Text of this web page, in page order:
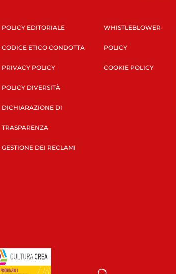
POLICY EDITORIALE
CODICE ETICO CONDOTTA
PRIVACY POLICY
POLICY DIVERSITÀ
DICHIARAZIONE DI
TRASPARENZA
GESTIONE DEI RECLAMI
WHISTLEBLOWER
POLICY
COOKIE POLICY